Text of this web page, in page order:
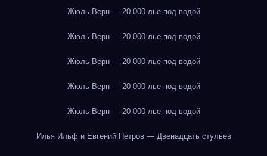
Жюль Верн — 20 000 лье под водой
Жюль Верн — 20 000 лье под водой
Жюль Верн — 20 000 лье под водой
Жюль Верн — 20 000 лье под водой
Жюль Верн — 20 000 лье под водой
Илья Ильф и Евгений Петров — Двенадцать стульев